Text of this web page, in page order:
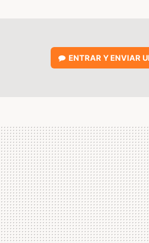
ENTRAR Y ENVIAR